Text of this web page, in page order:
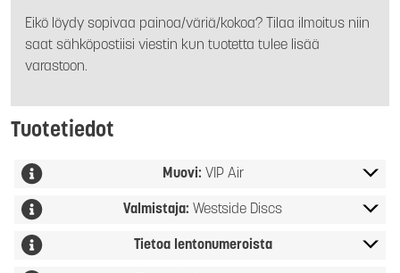
Eikö löydy sopivaa painoa/väriä/kokoa? Tilaa ilmoitus niin
saat sähköpostiisi viestin kun tuotetta tulee lisää
varastoon.
Tuotetiedot
Muovi: VIP Air
Valmistaja: Westside Discs
Tietoa lentonumeroista